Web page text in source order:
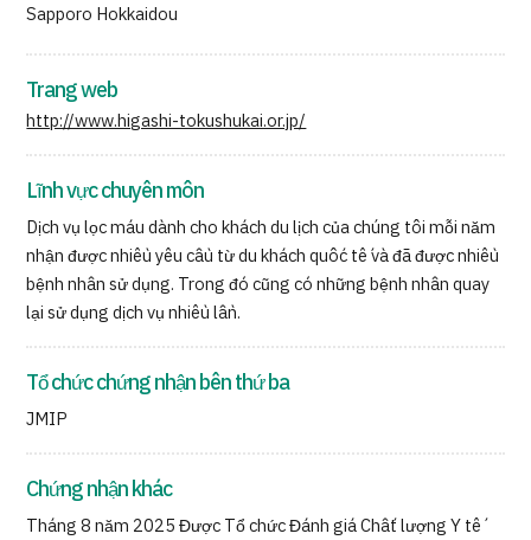
Sapporo Hokkaidou
Trang web
http://www.higashi-tokushukai.or.jp/
Lĩnh vực chuyên môn
Dịch vụ lọc máu dành cho khách du lịch của chúng tôi mỗi năm
nhận được nhiều yêu cầu từ du khách quốc tế và đã được nhiều
bệnh nhân sử dụng. Trong đó cũng có những bệnh nhân quay
lại sử dụng dịch vụ nhiều lần.
Tổ chức chứng nhận bên thứ ba
JMIP
Chứng nhận khác
Tháng 8 năm 2025 Được Tổ chức Đánh giá Chất lượng Y tế